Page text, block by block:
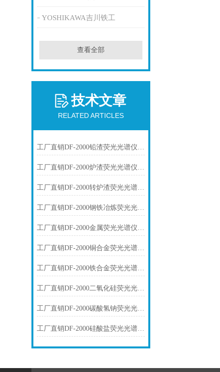
YOSHIKAWA吉川铁工
查看全部
技术文章
RELATED ARTICLES
工厂直销DF-2000铅渣荧光光谱仪技术参数
工厂直销DF-2000炉渣荧光光谱仪技术参数
工厂直销DF-2000转炉渣荧光光谱仪技术参数
工厂直销DF-2000钢铁冶炼荧光光谱仪技术参数
工厂直销DF-2000金属荧光光谱仪技术参数
工厂直销DF-2000铜合金荧光光谱仪技术参数
工厂直销DF-2000铁合金荧光光谱仪技术参数
工厂直销DF-2000二氧化硅荧光光谱仪技术参数
工厂直销DF-2000碳酸氢钠荧光光谱仪技术参数
工厂直销DF-2000硅酸盐荧光光谱仪技术参数